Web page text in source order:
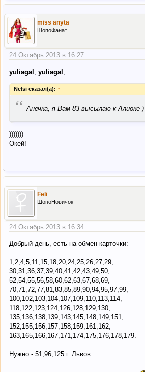
miss anyta
ШопоФанат
24 Октябрь 2013 в 16:27
yuliagal yuliagal
Nelsi сказал(а): ↑
“ Анечка, я Вам 83 высылаю к Алиоке )
)))))))
Окей!
Feli
ШопоНовичок
24 Октябрь 2013 в 16:34
Добрый день, есть на обмен карточки:
1,2,4,5,11,15,18,20,24,25,26,27,29,
30,31,36,37,39,40,41,42,43,49,50,
52,54,55,56,58,60,62,63,67,68,69,
70,71,72,77,81,83,85,89,90,94,95,97,99,
100,102,103,104,107,109,110,113,114,
118,122,123,124,126,128,129,130,
135,136,138,139,143,145,148,149,151,
152,155,156,157,158,159,161,162,
163,165,166,167,171,174,175,176,178,179.
Нужно - 51,96,125 г. Львов